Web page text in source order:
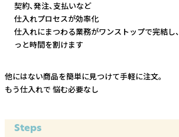
契約、発注、支払いなど
仕入れプロセスが効率化
仕入れにまつわる業務がワンストップで完結し、
っと時間を割けます
他にはない商品を簡単に見つけて手軽に注文。
もう仕入れで 悩む必要なし
Steps